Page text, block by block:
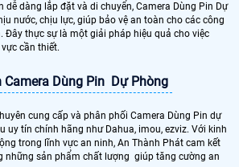
dễ dàng lắp đặt và di chuyển, Camera Dùng Pin Dự
nước, chịu lực, giúp bảo vệ an toàn cho các công
Đây thực sự là một giải pháp hiệu quả cho việc
cần thiết.
Camera Dùng Pin Dự Phòng
cung cấp và phân phối Camera Dùng Pin dự
uy tín chính hãng như Dahua, imou, ezviz. Với kinh
trong lĩnh vực an ninh, An Thành Phát cam kết
những sản phẩm chất lượng giúp tăng cường an